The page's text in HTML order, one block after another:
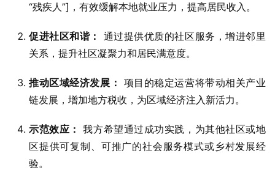
“残疾人”]，有效缓解本地就业压力，提高居民收入。
促进社区和谐：
通过提供优质的社区服务，增进邻里
关系，提升社区凝聚力和居民满意度。
推动区域经济发展： 项目的稳定运营将带动相关产业
链发展，增加地方税收，为区域经济注入新活力。
示范效应： 我方希望通过成功实践，为其他社区或地
区提供可复制、可推广的社会服务模式或乡村发展经
验。